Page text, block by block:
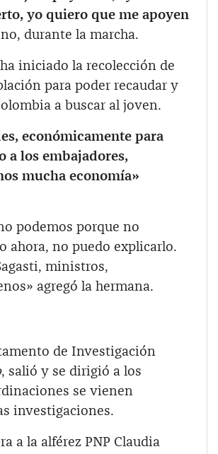
yo quiero que me apoyen
durante la marcha.
iniciado la recolección de
para poder recaudar y
a buscar al joven.
económicamente para
a los embajadores,
mucha economía»
podemos porque no
ahora, no puedo explicarlo.
ministros,
agregó la hermana.
de Investigación
, salió y se dirigió a los
se vienen
investigaciones.
a la alférez PNP Claudia